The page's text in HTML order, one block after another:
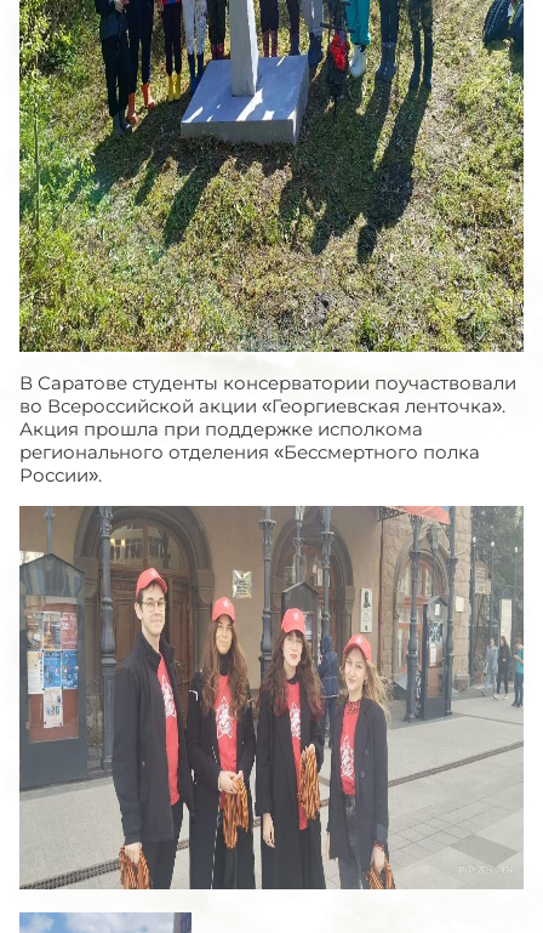
В Саратове студенты консерватории поучаствовали
во Всероссийской акции «Георгиевская ленточка».
Акция прошла при поддержке исполкома
регионального отделения «Бессмертного полка
России».